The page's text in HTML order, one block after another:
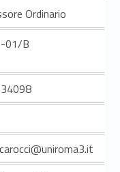
Ordinario
01/B